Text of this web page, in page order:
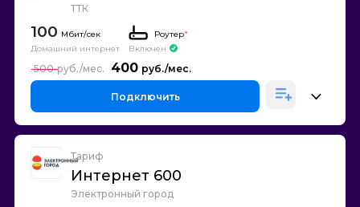
ТТК
100
Домашний интернет
Роутер*
Включен
400
500
Подключить
Тариф
Интернет 600
Электронный город